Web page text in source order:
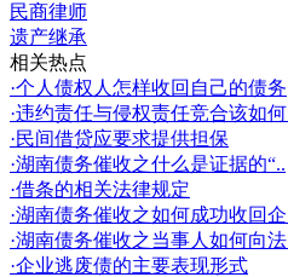
民商律师
遗产继承
相关热点
·个人债权人怎样收回自己的债务
·违约责任与侵权责任竞合该如何
·民间借贷应要求提供担保
·湖南债务催收之什么是证据的“..
·借条的相关法律规定
·湖南债务催收之如何成功收回企
·湖南债务催收之当事人如何向法
·企业逃废债的主要表现形式